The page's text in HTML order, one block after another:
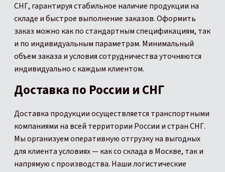
СНГ, гарантируя стабильное наличие продукции на
складе и быстрое выполнение заказов. Оформить
заказ можно как по стандартным спецификациям, так
и по индивидуальным параметрам. Минимальный
объем заказа и условия сотрудничества уточняются
индивидуально с каждым клиентом.
Доставка по России и СНГ
Доставка продукции осуществляется транспортными
компаниями на всей территории России и стран СНГ.
Мы организуем оперативную отгрузку на выгодных
для клиента условиях — как со склада в Москве, так и
напрямую с производства. Наши логистические